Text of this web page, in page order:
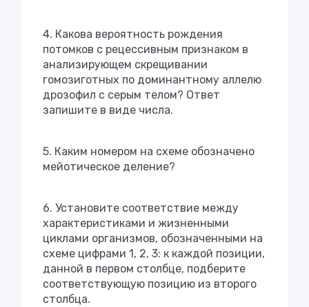
4. Какова вероятность рождения
потомков с рецессивным признаком в
анализирующем скрещивании
гомозиготных по доминантному аллелю
дрозофил с серым телом? Ответ
запишите в виде числа.
5. Каким номером на схеме обозначено
мейотическое деление?
6. Установите соответствие между
характеристиками и жизненными
циклами организмов, обозначенными на
схеме цифрами 1, 2, 3: к каждой позиции,
данной в первом столбце, подберите
соответствующую позицию из второго
столбца.